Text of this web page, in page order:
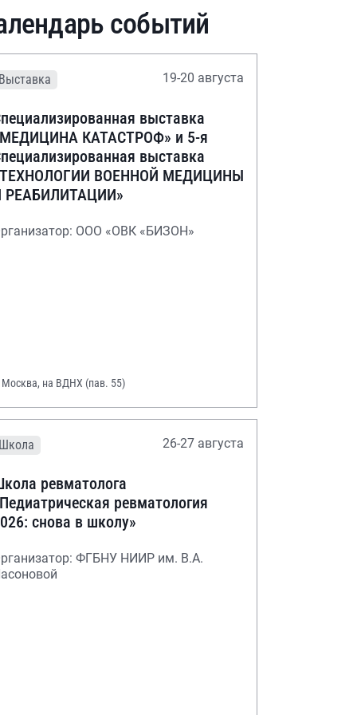
событий
Выставка 19-20 августа
выставка
КАТАСТРОФ» и 5-я
выставка
ВОЕННОЙ МЕДИЦИНЫ
РЕАБИЛИТАЦИИ»
ООО «ОВК «БИЗОН»
Москва, на ВДНХ (пав. 55)
Школа 26-27 августа
ревматолога
ревматология
снова в школу»
ФГБНУ НИИР им. В.А.